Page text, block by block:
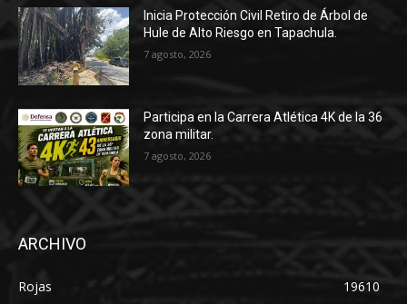
Inicia Protección Civil Retiro de Árbol de
Hule de Alto Riesgo en Tapachula.
7 agosto, 2026
Participa en la Carrera Atlética 4K de la 36
zona militar.
7 agosto, 2026
ARCHIVO
Rojas
19610